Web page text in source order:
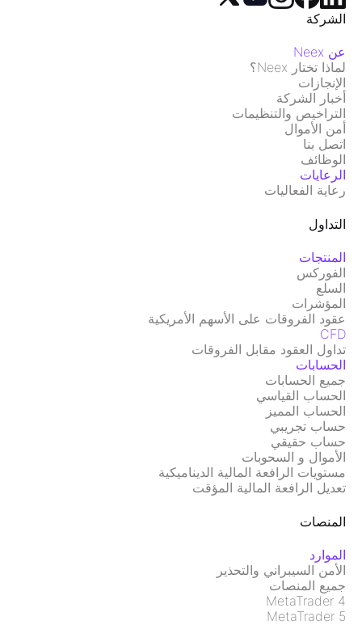
الشركة
عن Neex
لماذا تختار Neex؟
الإنجازات
أخبار الشركة
التراخيص والتنظيمات
أمن الأموال
اتصل بنا
الوظائف
الرعايات
رعاية الفعاليات
التداول
المنتجات
الفوركس
السلع
المؤشرات
عقود الفروقات على الأسهم الأمريكية
CFD
تداول العقود مقابل الفروقات
الحسابات
جميع الحسابات
الحساب القياسي
الحساب المميز
حساب تجريبي
حساب حقيقي
الأموال و السحوبات
مستويات الرافعة المالية الديناميكية
تعديل الرافعة المالية المؤقت
المنصات
الموارد
الأمن السيبراني والتحذير
جميع المنصات
MetaTrader 4
MetaTrader 5